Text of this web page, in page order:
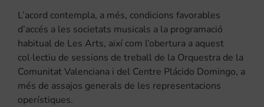
L’acord contempla, a més, condicions favorables
d’accés a les societats musicals a la programació
habitual de Les Arts, així com l’obertura a aquest
col·lectiu de sessions de treball de la Orquestra de la
Comunitat Valenciana i del Centre Plácido Domingo, a
més de assajos generals de les representacions
operístiques.